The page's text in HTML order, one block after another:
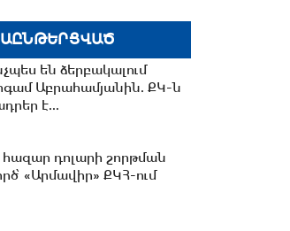
-Դուք ուզում եք
գործի ընդունել
մոտ, մենք ուզում...
- Ազատ շփում Գնել
են ձերբակալում
Աբրահամյանին. ՔԿ-ն
է...
հազար դոլարի շորթման
«Արմավիր» ՔԿՀ-ում